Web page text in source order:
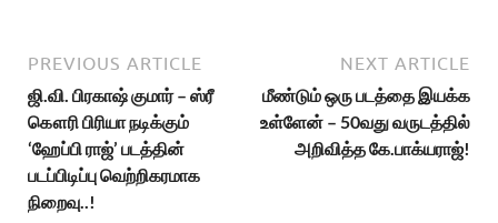
PREVIOUS ARTICLE
ஜி.வி. பிரகாஷ் குமார் – ஸ்ரீ
கௌரி பிரியா நடிக்கும்
‘ஹேப்பி ராஜ்’ படத்தின்
படப்பிடிப்பு வெற்றிகரமாக
நிறைவு..!
NEXT ARTICLE
மீண்டும் ஒரு படத்தை இயக்க
உள்ளேன் – 50வது வருடத்தில்
அறிவித்த கே.பாக்யராஜ்!